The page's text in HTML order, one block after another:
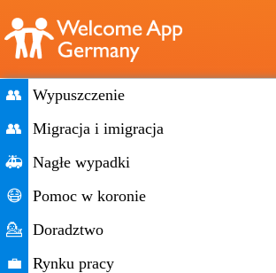
👥
Wypuszczenie
👥
Migracja i imigracja
🚑 Nagłe wypadki
😷 Pomoc w koronie
💁 Doradztwo
💼
Rynku pracy